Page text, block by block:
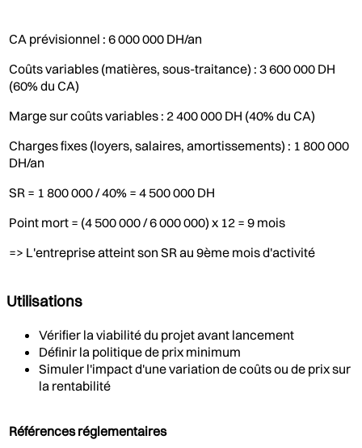
CA prévisionnel : 6 000 000 DH/an
Coûts variables (matières, sous-traitance) : 3 600 000 DH
(60% du CA)
Marge sur coûts variables : 2 400 000 DH (40% du CA)
Charges fixes (loyers, salaires, amortissements) : 1 800 000
DH/an
SR = 1 800 000 / 40% = 4 500 000 DH
Point mort = (4 500 000 / 6 000 000) x 12 = 9 mois
=> L'entreprise atteint son SR au 9ème mois d'activité
Utilisations
Vérifier la viabilité du projet avant lancement
Définir la politique de prix minimum
Simuler l'impact d'une variation de coûts ou de prix sur
la rentabilité
Références réglementaires